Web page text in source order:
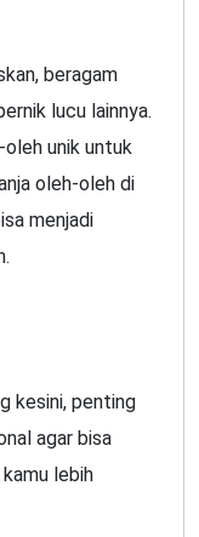
beragam
lucu lainnya.
unik untuk
oleh-oleh di
menjadi
kesini, penting
agar bisa
lebih